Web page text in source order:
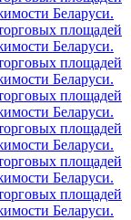
Беларуси.
площадей
Беларуси.
площадей
Беларуси.
площадей
Беларуси.
площадей
Беларуси.
площадей
Беларуси.
площадей
Беларуси.